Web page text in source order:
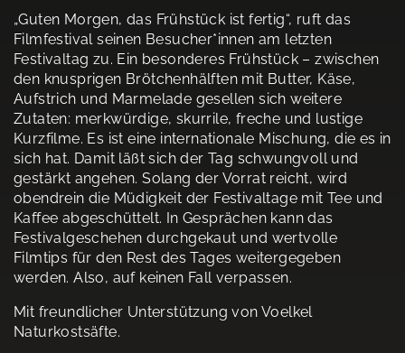
„Guten Morgen, das Frühstück ist fertig“, ruft das
Filmfestival seinen Besucher*innen am letzten
Festivaltag zu. Ein besonderes Frühstück – zwischen
den knusprigen Brötchenhälften mit Butter, Käse,
Aufstrich und Marmelade gesellen sich weitere
Zutaten: merkwürdige, skurrile, freche und lustige
Kurzfilme. Es ist eine internationale Mischung, die es in
sich hat. Damit läßt sich der Tag schwungvoll und
gestärkt angehen. Solang der Vorrat reicht, wird
obendrein die Müdigkeit der Festivaltage mit Tee und
Kaffee abgeschüttelt. In Gesprächen kann das
Festivalgeschehen durchgekaut und wertvolle
Filmtips für den Rest des Tages weitergegeben
werden. Also, auf keinen Fall verpassen.
Mit freundlicher Unterstützung von Voelkel
Naturkostsäfte.